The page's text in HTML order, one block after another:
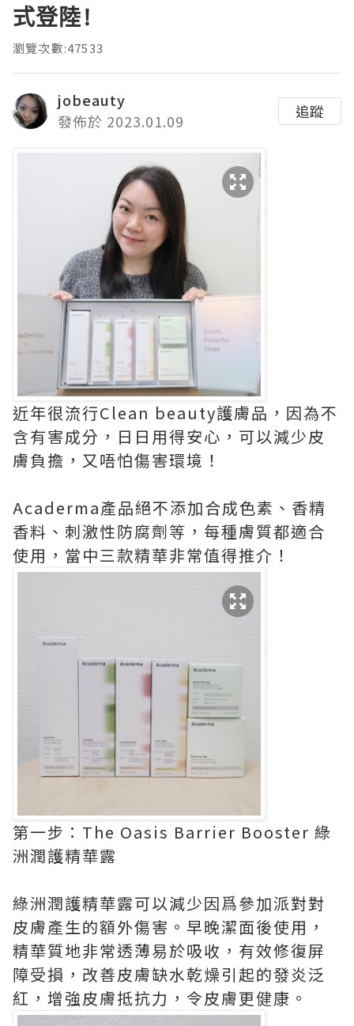
式登陸!
瀏覽次數:47533
jobeauty
發佈於 2023.01.09
追蹤
近年很流行Clean beauty護膚品，因為不
含有害成分，日日用得安心，可以減少皮
膚負擔，又唔怕傷害環境！
Acaderma產品絕不添加合成色素、香精
香料、刺激性防腐劑等，每種膚質都適合
使用，當中三款精華非常值得推介！
第一步：The Oasis Barrier Booster 綠
洲潤護精華露
綠洲潤護精華露可以減少因爲參加派對對
皮膚產生的額外傷害。早晚潔面後使用，
精華質地非常透薄易於吸收，有效修復屏
障受損，改善皮膚缺水乾燥引起的發炎泛
紅，增強皮膚抵抗力，令皮膚更健康。